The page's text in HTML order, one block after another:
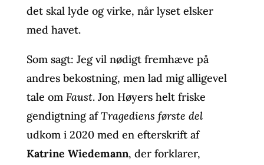
det skal lyde og virke, når lyset elsker
med havet.
Som sagt: Jeg vil nødigt fremhæve på
andres bekostning, men lad mig alligevel
tale om Faust. Jon Høyers helt friske
gendigtning afTragediens første del
udkom i 2020 med en efterskrift af
Katrine Wiedemann, der forklarer,